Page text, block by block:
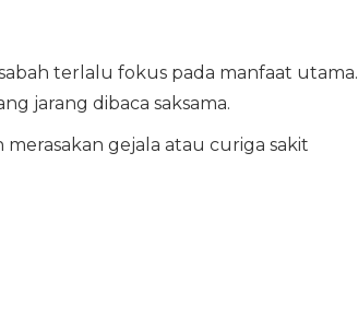
terlalu fokus pada manfaat utama.
jarang dibaca saksama.
gejala atau curiga sakit